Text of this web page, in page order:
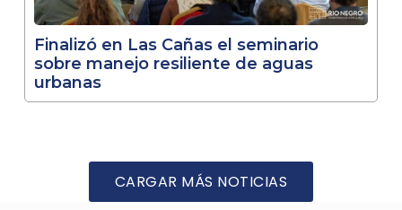
Finalizó en Las Cañas el seminario
sobre manejo resiliente de aguas
urbanas
CARGAR MÁS NOTICIAS